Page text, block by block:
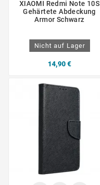
XIAOMI Redmi Note 10S
Gehärtete Abdeckung
Armor Schwarz
Nicht auf Lager
14,90 €